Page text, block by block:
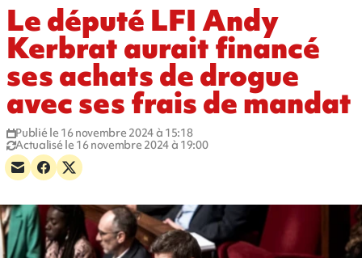
Le député LFI Andy
Kerbrat aurait financé
ses achats de drogue
avec ses frais de mandat
Publié le 16 novembre 2024 à 15:18
Actualisé le 16 novembre 2024 à 19:00